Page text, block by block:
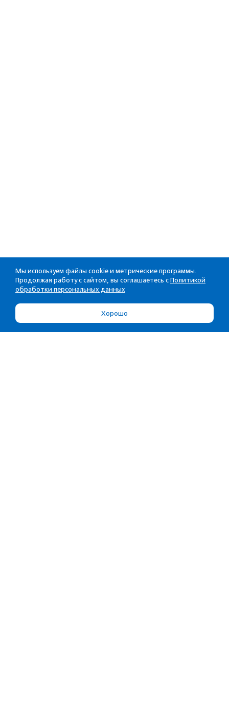
Мы используем файлы cookie и метрические программы.
Продолжая работу с сайтом, вы соглашаетесь с Политикой
обработки персональных данных
Хорошо